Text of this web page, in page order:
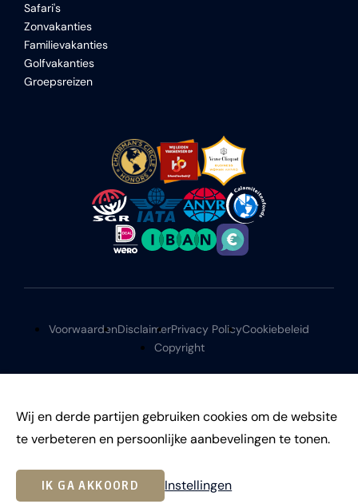
Wij en derde partijen gebruiken cookies om de website
te verbeteren en persoonlijke aanbevelingen te tonen.
IK GA AKKOORD Instellingen
Safari's
Zonvakanties
Familievakanties
Golfvakanties
Groepsreizen
VoorwaardenDisclaimerPrivacy PolicyCookiebeleid
Copyright
©2026